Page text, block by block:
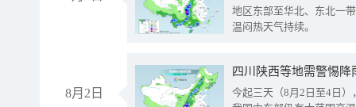
地区东部至华北、东北一
温闷热天气持续。
8月2日
今起三天（8月2日至4日